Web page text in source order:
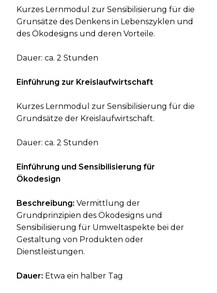
Kurzes Lernmodul zur Sensibilisierung für die
Grunsätze des Denkens in Lebenszyklen und
des Ökodesigns und deren Vorteile.
Dauer: ca. 2 Stunden
Einführung zur Kreislaufwirtschaft
Kurzes Lernmodul zur Sensibilisierung für die
Grundsätze der Kreislaufwirtschaft.
Dauer: ca. 2 Stunden
Einführung und Sensibilisierung für
Ökodesign
Beschreibung: Vermittlung der
Grundprinzipien des Ökodesigns und
Sensibilisierung für Umweltaspekte bei der
Gestaltung von Produkten oder
Dienstleistungen.
Dauer: Etwa ein halber Tag